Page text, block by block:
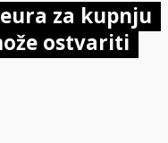
za kupnju
ostvariti